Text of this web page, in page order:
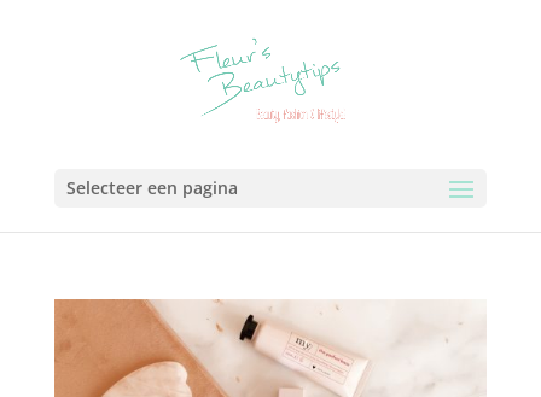
Selecteer een pagina